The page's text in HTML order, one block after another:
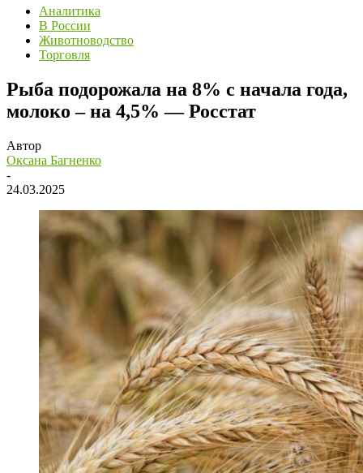
Аналитика
В России
Животноводство
Торговля
Рыба подорожала на 8% с начала года,
молоко – на 4,5% — Росстат
Автор
Оксана Багненко
-
24.03.2025